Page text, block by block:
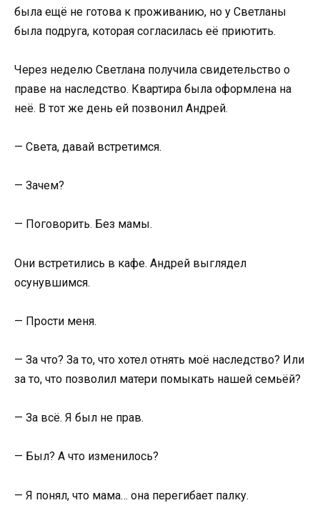
была ещё не готова к проживанию, но у Светланы
была подруга, которая согласилась её приютить.
Через неделю Светлана получила свидетельство о
праве на наследство. Квартира была оформлена на
неё. В тот же день ей позвонил Андрей.
— Света, давай встретимся.
— Зачем?
— Поговорить. Без мамы.
Они встретились в кафе. Андрей выглядел
осунувшимся.
— Прости меня.
— За что? За то, что хотел отнять моё наследство? Или
за то, что позволил матери помыкать нашей семьёй?
— За всё. Я был не прав.
— Был? А что изменилось?
— Я понял, что мама… она перегибает палку.